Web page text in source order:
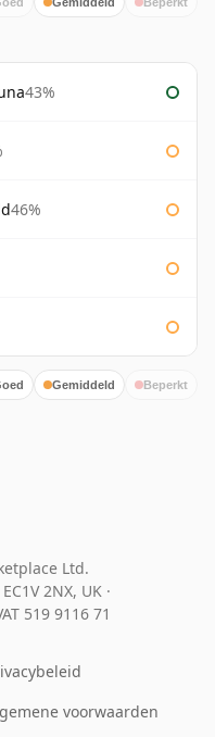
43%
46%
Gemiddeld Beperkt
Ltd.
2NX, UK ·
519 9116 71
voorwaarden